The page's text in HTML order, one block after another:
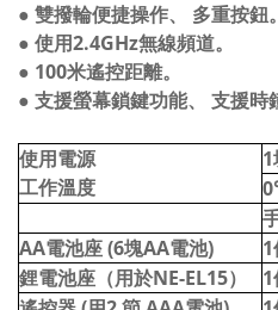
● 雙撥輪便捷操作、
多重按鈕。
● 使用2.4GHz無線頻道。
● 100米遙控距離。
● 支援螢幕鎖鍵功能、 支援時
使用電源
工作溫度
1
0
AA電池座 (6塊AA電池)
1
鋰電池座（用於NE-EL15） 1